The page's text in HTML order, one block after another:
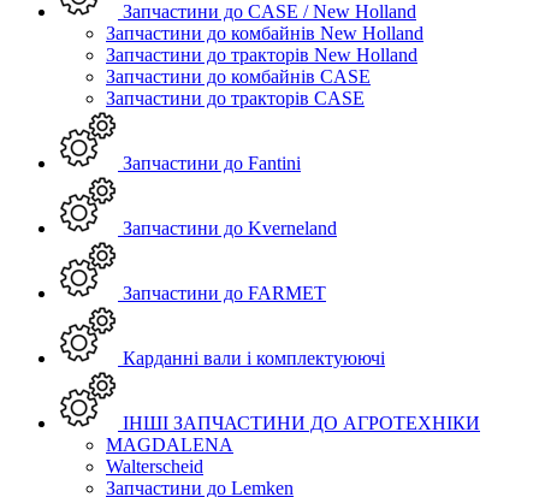
Запчастини до CASE / New Holland
Запчастини до комбайнів New Holland
Запчастини до тракторів New Holland
Запчастини до комбайнів CASE
Запчастини до тракторів CASE
Запчастини до Fantini
Запчастини до Kverneland
Запчастини до FARMET
Карданні вали і комплектуюючі
ІНШІ ЗАПЧАСТИНИ ДО АГРОТЕХНІКИ
MAGDALENA
Walterscheid
Запчастини до Lemken